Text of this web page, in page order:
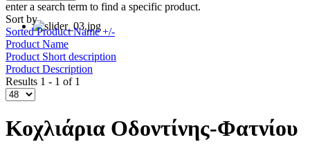
enter a search term to find a specific product.
Sort by
Sorted Product Name +/-
Product Name
Product Short description
Product Description
Results 1 - 1 of 1
Κοχλιάρια Οδοντίνης-Φατνίου